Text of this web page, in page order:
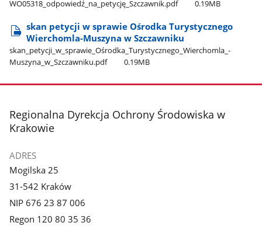
WO05318​_odpowiedź​_na​_petycję​_Szczawnik.pdf 0.19MB
skan petycji w sprawie Ośrodka Turystycznego
Wierchomla-Muszyna w Szczawniku
skan​_petycji​_w​_sprawie​_Ośrodka​_Turystycznego​_Wierchomla​_-
Muszyna​_w​_Szczawniku.pdf
0.19MB
stopka
Regionalna Dyrekcja Ochrony Środowiska w
Krakowie
ADRES
Mogilska 25
31-542 Kraków
NIP 676 23 87 006
Regon 120 80 35 36